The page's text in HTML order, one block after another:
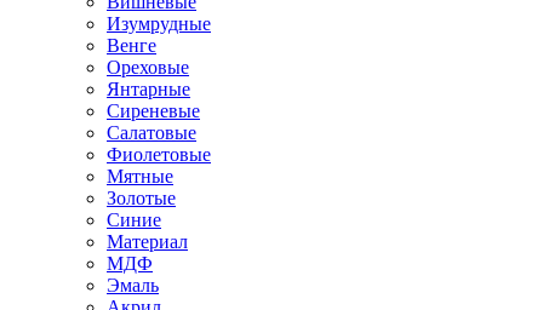
Изумрудные
Венге
Ореховые
Янтарные
Сиреневые
Салатовые
Фиолетовые
Мятные
Золотые
Синие
Материал
МДФ
Эмаль